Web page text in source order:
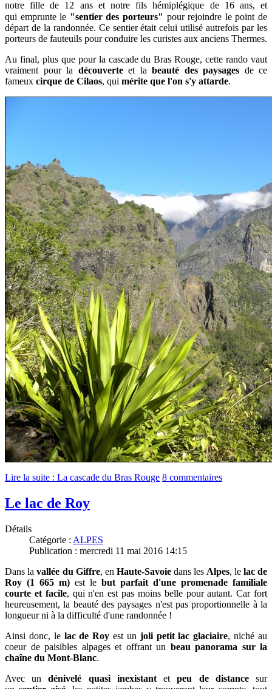
notre fille de 12 ans et notre fils hémiplégique de 16 ans, et
qui emprunte le "sentier des porteurs" pour rejoindre le point de
départ de la randonnée. Ce sentier était celui utilisé autrefois par les
porteurs de fauteuils pour conduire les curistes aux anciens Thermes.
Au final, plus que pour la cascade du Bras Rouge, cette rando vaut
vraiment pour la découverteet la beauté des paysages de ce
fameux cirque de Cilaos, qui mérite que l'on s'y attarde.
Lire la suite : La cascade du Bras Rouge 8 commentaires
Le lac de Roy
Détails
Catégorie : ALPES
Publication : mercredi 11 mai 2016 14:15
Dans lavallée du Giffre, enHaute-Savoiedans les Alpes, le lac de
Roy (1 665 m) est le but parfait d'une promenade familiale
courte et facile, qui n'en est pas moins belle pour autant. Car fort
heureusement, la beauté des paysages n'est pas proportionnelle à la
longueur ni à la difficulté d'une randonnée !
Ainsi donc, le lac de Roy est un joli petit lac glaciaire, niché au
coeur de paisibles alpages et offrant un beau panorama sur la
chaîne du Mont-Blanc.
Avec undénivelé quasi inexistantetpeu de distancesur